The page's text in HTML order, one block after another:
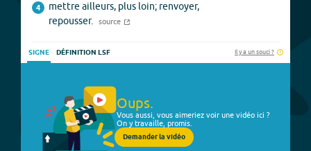
4
mettre ailleurs, plus loin; renvoyer,
repousser.
source
SIGNE DÉFINITION LSF Il y a un souci ?
Oups.
Vous aussi, vous aimeriez voir une vidéo ici ?
On y travaille, promis.
Demander la vidéo